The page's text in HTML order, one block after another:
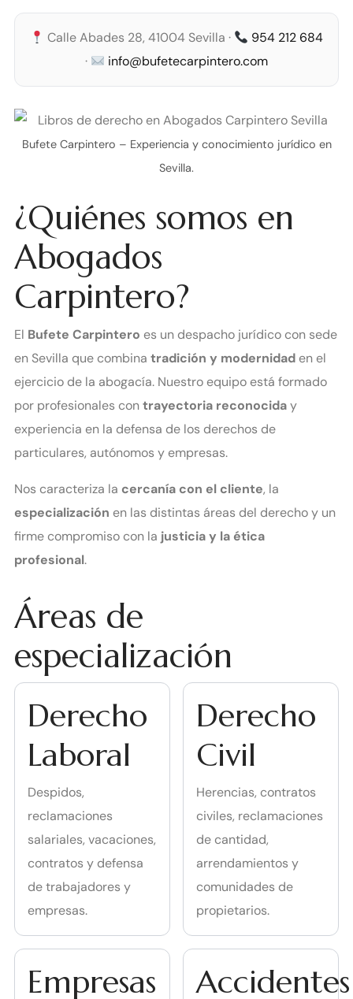
Calle Abades 28, 41004 Sevilla ·
954 212 684
·
info@bufetecarpintero.com
Bufete Carpintero – Experiencia y conocimiento jurídico en
Sevilla.
¿Quiénes somos en
Abogados
Carpintero?
El Bufete Carpintero es un despacho jurídico con sede
en Sevilla que combina tradición y modernidad en el
ejercicio de la abogacía. Nuestro equipo está formado
por profesionales contrayectoria reconociday
experiencia en la defensa de los derechos de
particulares, autónomos y empresas.
Nos caracteriza la cercanía con el cliente, la
especialización en las distintas áreas del derecho y un
firme compromiso con la justicia y la ética
profesional.
Áreas de
especialización
Derecho
Laboral
Despidos,
reclamaciones
salariales, vacaciones,
contratos y defensa
de trabajadores y
empresas.
Derecho
Civil
Herencias, contratos
civiles, reclamaciones
de cantidad,
arrendamientos y
comunidades de
propietarios.
Empresas Accidentes